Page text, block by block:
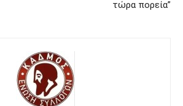
τώρα πορεία”